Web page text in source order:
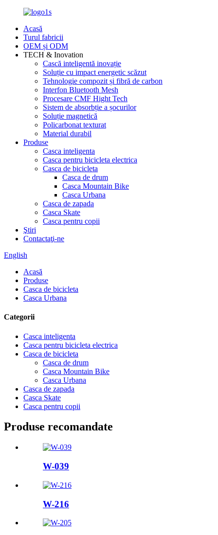
Acasă
Turul fabricii
OEM și ODM
TECH & Inovation
Cască inteligentă inovație
Soluție cu impact energetic scăzut
Tehnologie compozit și fibră de carbon
Interfon Bluetooth Mesh
Procesare CMF Hight Tech
Sistem de absorbție a șocurilor
Soluție magnetică
Policarbonat texturat
Material durabil
Produse
Casca inteligenta
Casca pentru bicicleta electrica
Casca de bicicleta
Casca de drum
Casca Mountain Bike
Casca Urbana
Casca de zapada
Casca Skate
Casca pentru copii
Ştiri
Contactaţi-ne
English
Acasă
Produse
Casca de bicicleta
Casca Urbana
Categorii
Casca inteligenta
Casca pentru bicicleta electrica
Casca de bicicleta
Casca de drum
Casca Mountain Bike
Casca Urbana
Casca de zapada
Casca Skate
Casca pentru copii
Produse recomandate
W-039
W-216